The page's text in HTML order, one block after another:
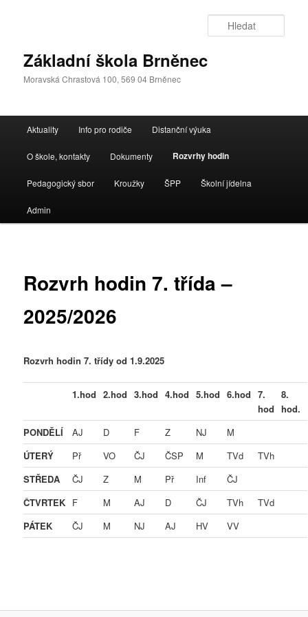
Základní škola Brněnec
Moravská Chrastová 100, 569 04 Brněnec
navigační
Aktuality Info pro rodiče Distanční výuka
O škole, kontakty Dokumenty Rozvrhy hodin
Pedagogický sbor Kroužky ŠPP Školní jídelna
Admin
Rozvrh hodin 7. třída –
2025/2026
Rozvrh hodin 7. třídy od 1.9.2025
1.hod 2.hod 3.hod 4.hod 5.hod 6.hod 7.
hod
8.
hod.
PONDĚLÍ
AJ D F Z NJ
M
ÚTERÝ
Př VO ČJ ČSP M TVd
TVh
STŘEDA
ČJ Z M Př Inf
ČJ
ČTVRTEK F M AJ D ČJ TVh
TVd
PÁTEK
ČJ M NJ AJ HV VV